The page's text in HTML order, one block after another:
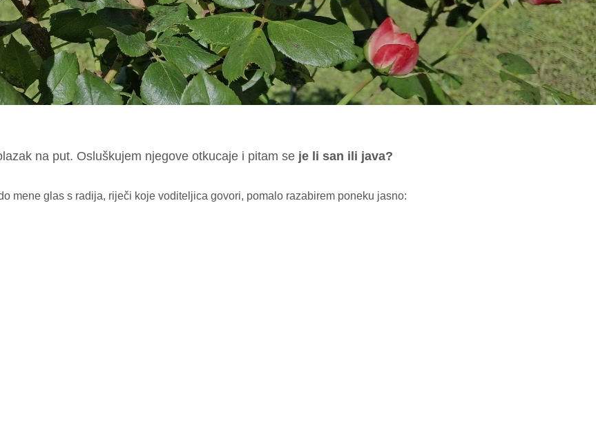
na put. Osluškujem njegove otkucaje i pitam se je li san ili java?
mene glas s radija, riječi koje voditeljica govori, pomalo razabirem poneku jasno: